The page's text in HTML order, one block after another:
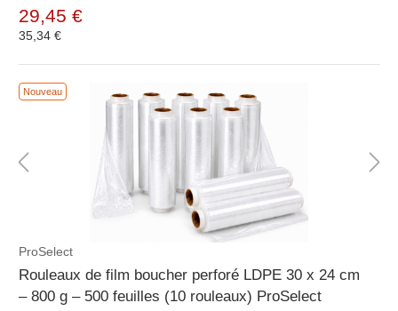
29,45 €
35,34 €
Nouveau
ProSelect
Rouleaux de film boucher perforé LDPE 30 x 24 cm
– 800 g – 500 feuilles (10 rouleaux) ProSelect